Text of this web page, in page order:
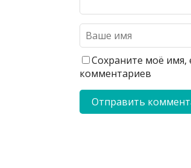
Сохраните моё имя,
комментариев